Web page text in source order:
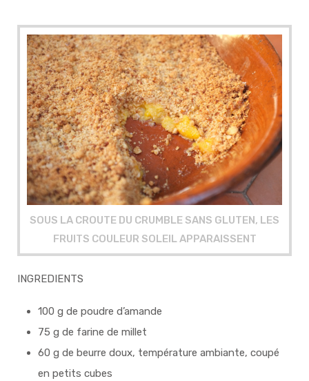
SOUS LA CROUTE DU CRUMBLE SANS GLUTEN, LES
FRUITS COULEUR SOLEIL APPARAISSENT
INGREDIENTS
100 g de poudre d’amande
75 g de farine de millet
60 g de beurre doux, température ambiante, coupé
en petits cubes